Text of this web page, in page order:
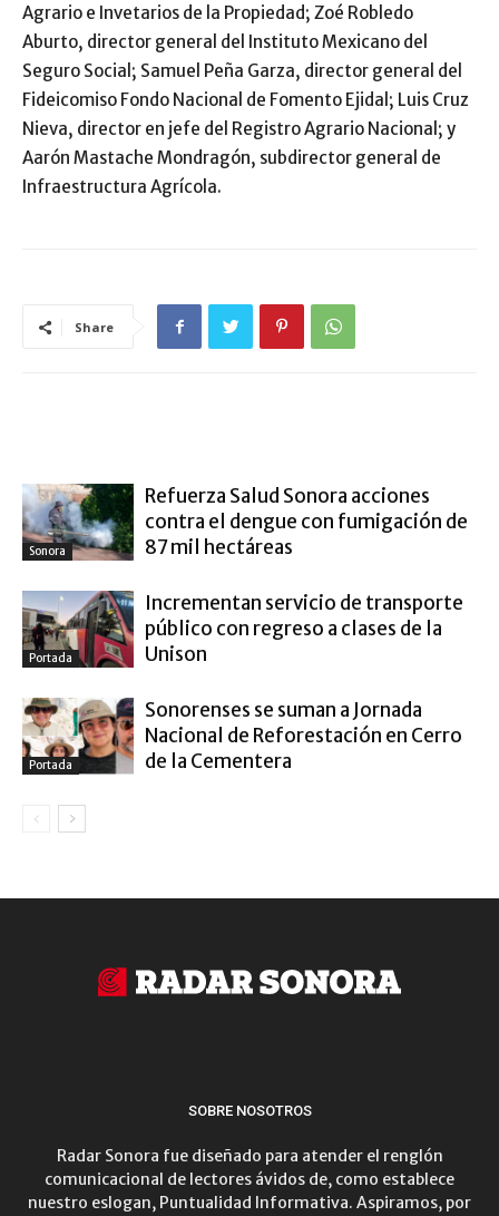
Agrario e Invetarios de la Propiedad; Zoé Robledo
Aburto, director general del Instituto Mexicano del
Seguro Social; Samuel Peña Garza, director general del
Fideicomiso Fondo Nacional de Fomento Ejidal; Luis Cruz
Nieva, director en jefe del Registro Agrario Nacional; y
Aarón Mastache Mondragón, subdirector general de
Infraestructura Agrícola.
Share
Sonora
Refuerza Salud Sonora acciones
contra el dengue con fumigación de
87 mil hectáreas
Portada
Incrementan servicio de transporte
público con regreso a clases de la
Unison
Portada
Sonorenses se suman a Jornada
Nacional de Reforestación en Cerro
de la Cementera
SOBRE NOSOTROS
Radar Sonora fue diseñado para atender el renglón
comunicacional de lectores ávidos de, como establece
nuestro eslogan, Puntualidad Informativa. Aspiramos, por